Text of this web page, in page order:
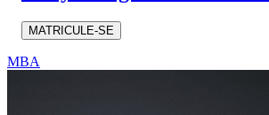
MATRICULE-SE
MBA